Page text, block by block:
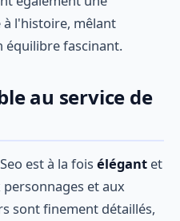
l'histoire, mêlant
équilibre fascinant.
au service de
est à la fois élégant et
et aux
sont finement détaillés,